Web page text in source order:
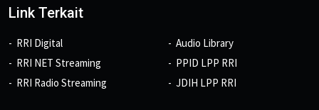
Link Terkait
RRI Digital
RRI NET Streaming
RRI Radio Streaming
Audio Library
PPID LPP RRI
JDIH LPP RRI